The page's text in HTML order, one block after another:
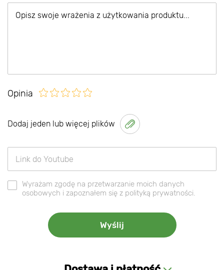
Opinia
Dodaj jeden lub więcej plików
Wyrażam zgodę na przetwarzanie moich danych
osobowych i zapoznałem się z polityką prywatności.